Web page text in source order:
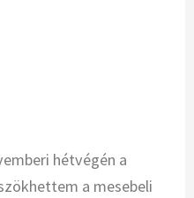
hétvégén a
a mesebeli